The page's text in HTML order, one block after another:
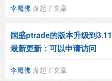
李魔佛 发起了文章
国盛ptrade的版本升级到
最新更新：可以申请访问
李魔佛 发起了文章